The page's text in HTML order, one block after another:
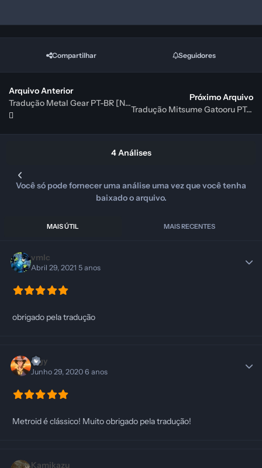
Compartilhar Seguidores
Arquivo Anterior
Tradução Metal Gear PT-BR [NES]
Próximo Arquivo
Tradução Mitsume Gatooru PT-BR [NES]
4 Análises
Você só pode fornecer uma análise uma vez que você tenha
baixado o arquivo.
MAIS ÚTIL MAIS RECENTES
vmlc
Abril 29, 20215 anos
obrigado pela tradução
lugy
Junho 29, 20206 anos
Metroid é clássico! Muito obrigado pela tradução!
Kamikazu